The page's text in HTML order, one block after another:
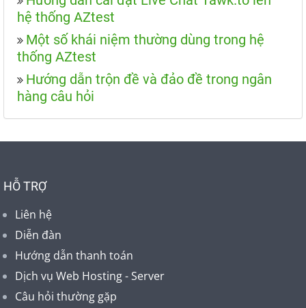
hệ thống AZtest
Một số khái niệm thường dùng trong hệ
thống AZtest
Hướng dẫn trộn đề và đảo đề trong ngân
hàng câu hỏi
HỖ TRỢ
Liên hệ
Diễn đàn
Hướng dẫn thanh toán
Dịch vụ Web Hosting - Server
Câu hỏi thường gặp